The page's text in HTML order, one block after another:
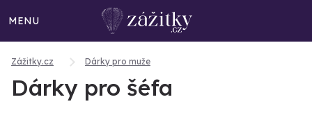
MENU
Zážitky.cz Dárky pro muže
Dárky pro šéfa